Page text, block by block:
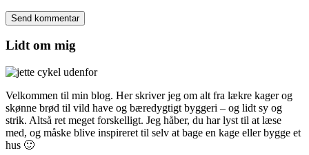
Lidt om mig
Velkommen til min blog. Her skriver jeg om alt fra lækre kager og
skønne brød til vild have og bæredygtigt byggeri – og lidt sy og
strik. Altså ret meget forskelligt. Jeg håber, du har lyst til at læse
med, og måske blive inspireret til selv at bage en kage eller bygge et
hus 🙂